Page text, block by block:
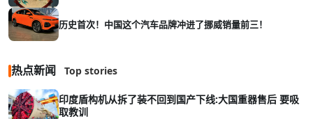
历史首次！中国这个汽车品牌冲进了挪威销量前三！
热点新闻 Top stories
印度盾构机从拆了装不回到国产下线:大国重器售后 要吸
取教训